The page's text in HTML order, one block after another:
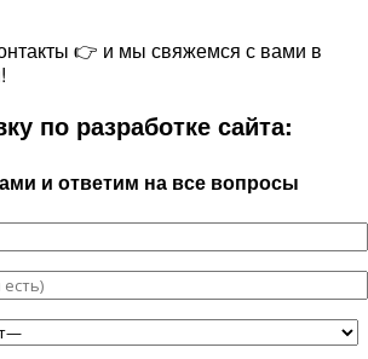
👉 и мы свяжемся с вами в
по разработке сайта:
и ответим на все вопросы